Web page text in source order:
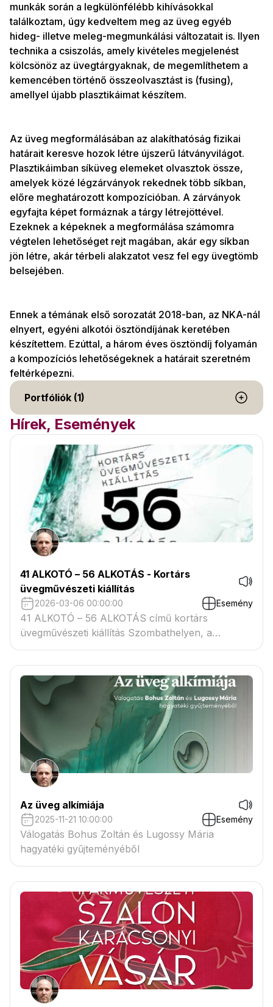
munkák során a legkülönfélébb kihívásokkal
találkoztam, úgy kedveltem meg az üveg egyéb
hideg- illetve meleg-megmunkálási változatait is. Ilyen
technika a csiszolás, amely kivételes megjelenést
kölcsönöz az üvegtárgyaknak, de megemlíthetem a
kemencében történő összeolvasztást is (fusing),
amellyel újabb plasztikáimat készítem.
Az üveg megformálásában az alakíthatóság fizikai
határait keresve hozok létre újszerű látványvilágot.
Plasztikáimban síküveg elemeket olvasztok össze,
amelyek közé légzárványok rekednek több síkban,
előre meghatározott kompozícióban. A zárványok
egyfajta képet formáznak a tárgy létrejöttével.
Ezeknek a képeknek a megformálása számomra
végtelen lehetőséget rejt magában, akár egy síkban
jön létre, akár térbeli alakzatot vesz fel egy üvegtömb
belsejében.
Ennek a témának első sorozatát 2018-ban, az NKA-nál
elnyert, egyéni alkotói ösztöndíjának keretében
készítettem. Ezúttal, a három éves ösztöndíj folyamán
a kompozíciós lehetőségeknek a határait szeretném
feltérképezni.
Portfóliók (1)
Hírek, Események
41 ALKOTÓ – 56 ALKOTÁS - Kortárs
üvegművészeti kiállítás
2026-03-06 00:00:00 Esemény
41 ALKOTÓ – 56 ALKOTÁS című kortárs
üvegművészeti kiállítás Szombathelyen, a
Schrammel-gyűjteményben
Az üveg alkímiája
2025-11-21 10:00:00 Esemény
Válogatás Bohus Zoltán és Lugossy Mária
hagyatéki gyűjteményéből